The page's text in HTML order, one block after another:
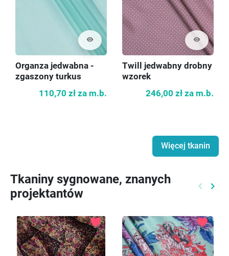
visibility
Organza jedwabna -
zgaszony turkus
110,70 zł za m.b.
visibility
Twill jedwabny drobny
wzorek
246,00 zł za m.b.
Więcej tkanin
Tkaniny sygnowane, znanych
projektantów
keyboard_arrow_left keyboard_arrow_right
favorite favorite